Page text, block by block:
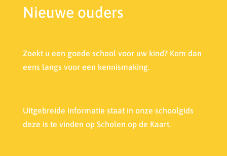
Nieuwe ouders
Zoekt u een goede school voor uw kind? Kom dan
eens langs voor een kennismaking.
Uitgebreide informatie staat in onze schoolgids
deze is te vinden op Scholen op de Kaart.